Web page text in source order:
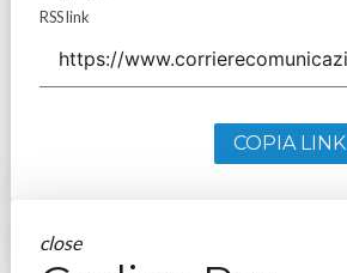
RSS link
COPIA LINK
close